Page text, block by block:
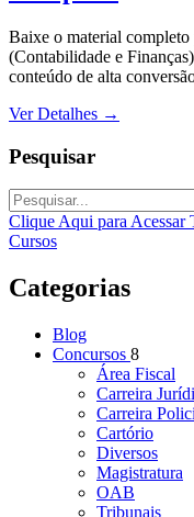
Baixe o material
(Contabilidade e
conteúdo de alta
Ver Detalhes →
Pesquisar
Clique Aqui para Acessar
Cursos
Categorias
Blog
Concursos 8
Área Fiscal
Carreira
Carreira
Cartório
Diversos
Magistratura
OAB
Tribunais